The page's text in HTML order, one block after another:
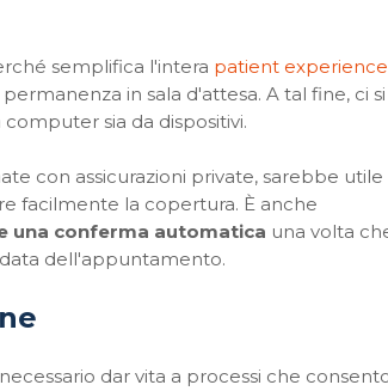
semplifica l'intera patient experience
in sala d'attesa. A tal fine, ci si
sia da dispositivi.
con assicurazioni private, sarebbe utile
facilmente la copertura. È anche
una conferma automatica una volta
dell'appuntamento.
dar vita a processi che